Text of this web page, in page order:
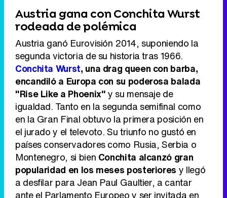
Austria gana con Conchita Wurst
rodeada de polémica
Austria ganó Eurovisión 2014, suponiendo la
segunda victoria de su historia tras 1966.
Conchita Wurst, una drag queen con barba,
encandiló a Europa con su poderosa balada
"Rise Like a Phoenix"y su mensaje de
igualdad. Tanto en la segunda semifinal como
en la Gran Final obtuvo la primera posición en
el jurado y el televoto. Su triunfo no gustó en
países conservadores como Rusia, Serbia o
Montenegro, si bien Conchita alcanzó gran
popularidad en los meses posteriores y llegó
a desfilar para Jean Paul Gaultier, a cantar
ante el Parlamento Europeo y ser invitada en